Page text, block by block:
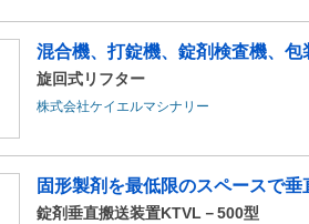
混合機、打錠機、錠剤検査機、
旋回式リフター
株式会社ケイエルマシナリー
固形製剤を最低限のスペースで
錠剤垂直搬送装置KTVL－500型